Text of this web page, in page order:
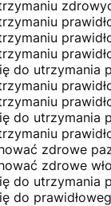
do utrzymania
do utrzymania
zdrowe
zdrowe
do utrzymania
do